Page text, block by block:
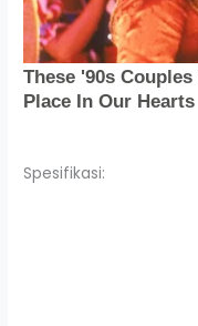
Spesifikasi: